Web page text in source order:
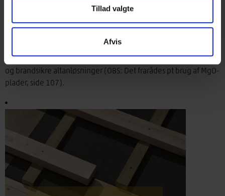
Tillad valgte
Afvis
TRÆ 68 Facadeelementer
Detaljerede løsninger til udførelse af højisolerede træbaserede
facader på etagehuse af beton – baseret på to byggesystemer
og brandsikre altanløsninger (OBS: Det frarådes pt brug af MgO-
plader, side 107).